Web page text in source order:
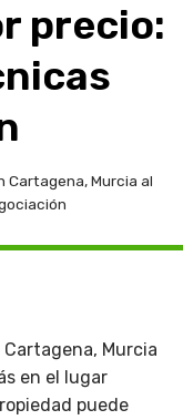
precio:
Murcia al
Murcia
en el lugar
puede